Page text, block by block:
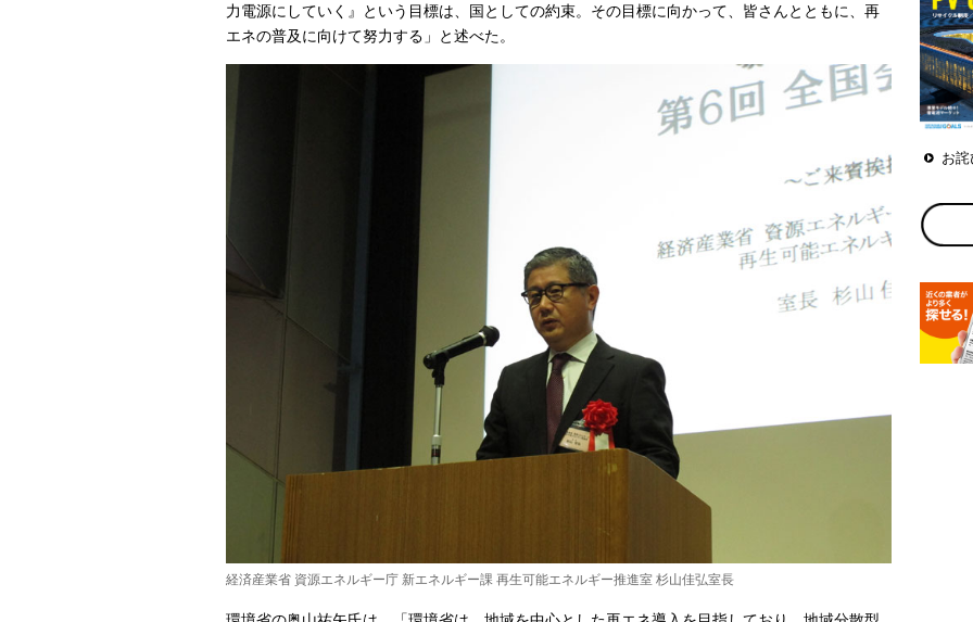
力電源にしていく』という目標は、国としての約束。その目標に向かって、皆さんとともに、再
エネの普及に向けて努力する」と述べた。
経済産業省 資源エネルギー庁 新エネルギー課 再生可能エネルギー推進室 杉山佳弘室長
お